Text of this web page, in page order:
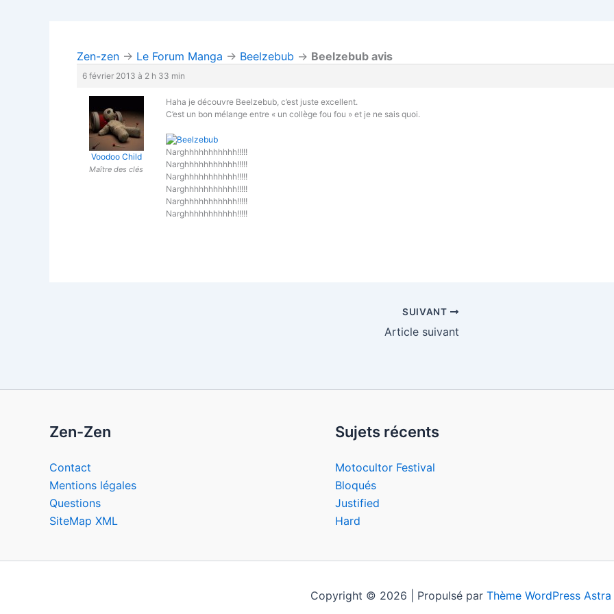
Zen-zen → Le Forum Manga → Beelzebub → Beelzebub avis
6 février 2013 à 2 h 33 min
Voodoo Child
Maître des clés
Haha je découvre Beelzebub, c’est juste excellent.
C’est un bon mélange entre « un collège fou fou » et je ne sais quoi.
Narghhhhhhhhhhh!!!!!
Narghhhhhhhhhhh!!!!!
Narghhhhhhhhhhh!!!!!
Narghhhhhhhhhhh!!!!!
Narghhhhhhhhhhh!!!!!
Narghhhhhhhhhhh!!!!!
SUIVANT
Article suivant
Zen-Zen
Contact
Mentions légales
Questions
SiteMap XML
Sujets récents
Motocultor Festival
Bloqués
Justified
Hard
Copyright © 2026 | Propulsé par Thème WordPress Astra